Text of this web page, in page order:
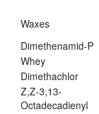
Waxes
Dimethenamid-P
Whey
Dimethachlor
Z,Z-3,13-
Octadecadienyl